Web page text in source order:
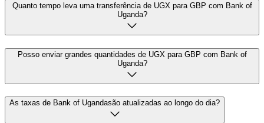
Quanto tempo leva uma transferência de UGX para GBP com Bank of
Uganda?
Posso enviar grandes quantidades de UGX para GBP com Bank of
Uganda?
As taxas de Bank of Ugandasão atualizadas ao longo do dia?